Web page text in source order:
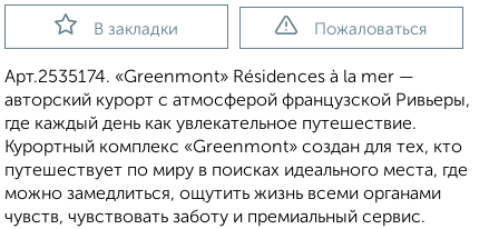
В закладки Пожаловаться
Apт.2535174. «Greenmont» Résidences à la mer —
авторский курорт с атмосферой французской Ривьеры,
где каждый день как увлекательное путешествие.
Курортный комплекс «Greenmont» создан для тех, кто
путешествует по миру в поисках идеального места, где
можно замедлиться, ощутить жизнь всеми органами
чувств, чувствовать заботу и премиальный сервис.